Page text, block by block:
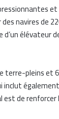
des navires de
élévateur
pleins et
est de